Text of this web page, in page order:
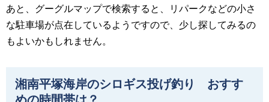
あと、グーグルマップで検索すると、リパークなどの小さ
な駐車場が点在しているようですので、少し探してみるの
もよいかもしれません。
湘南平塚海岸のシロギス投げ釣り おすす